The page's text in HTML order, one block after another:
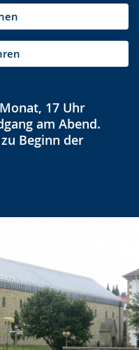
17 Uhr
am Abend.
Beginn der